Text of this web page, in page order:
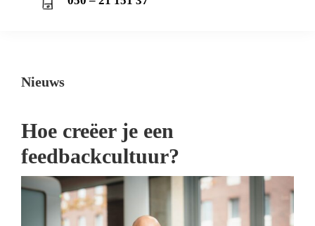
Nieuws
Hoe creëer je een
feedbackcultuur?